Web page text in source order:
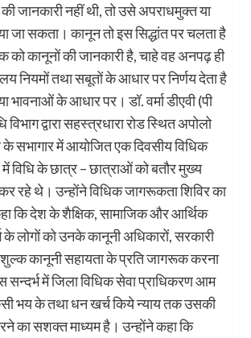
जानकारी नहीं थी, तो उसे अपराधमुक्त या
जा सकता। कानून तो इस सिद्धांत पर चलता है
को कानूनों की जानकारी है, चाहे वह अनपढ़ ही
नियमों तथा सबूतों के आधार पर निर्णय देता है
भावनाओं के आधार पर। डॉ. वर्मा डीएवी (पी
द्वारा सहस्त्रधारा रोड स्थित अपोलो
में आयोजित एक दिवसीय विधिक
विधि के छात्र – छात्राओं को बतौर मुख्य
रहे थे। उन्होंने विधिक जागरूकता शिविर का
कि देश के शैक्षिक, सामाजिक और आर्थिक
लोगों को उनके कानूनी अधिकारों, सरकारी
कानूनी सहायता के प्रति जागरूक करना
में जिला विधिक सेवा प्राधिकरण आम
भय के तथा धन खर्च किये न्याय तक उसकी
का सशक्त माध्यम है। उन्होंने कहा कि